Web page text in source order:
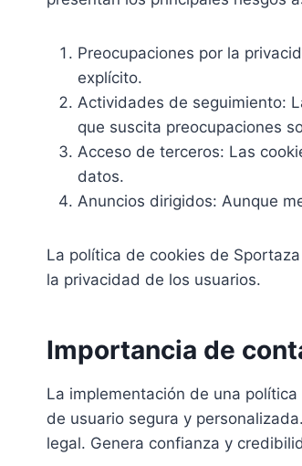
Preocupaciones por la
explícito.
Actividades de seguimiento:
que suscita preocupaciones
Acceso de terceros: Las
datos.
Anuncios dirigidos: Aunque
La política de cookies de
la privacidad de los usuarios.
Importancia de
La implementación de una
de usuario segura y
legal. Genera confianza y